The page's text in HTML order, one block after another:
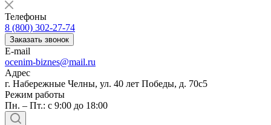
Телефоны
8 (800) 302-27-74
Заказать звонок
E-mail
ocenim-biznes@mail.ru
Адрес
г. Набережные Челны, ул. 40 лет Победы, д. 70с5
Режим работы
Пн. – Пт.: с 9:00 до 18:00
Белая Калитва